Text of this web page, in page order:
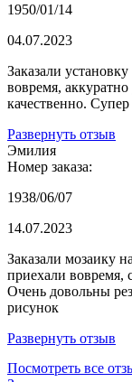
1950/01/14
04.07.2023
Заказали
вовремя,
качественно. Супер
Развернуть отзыв
Эмилия
Номер заказа:
1938/06/07
14.07.2023
Заказали мозаику
приехали вовремя,
Очень довольны
рисунок
Развернуть отзыв
Посмотреть все